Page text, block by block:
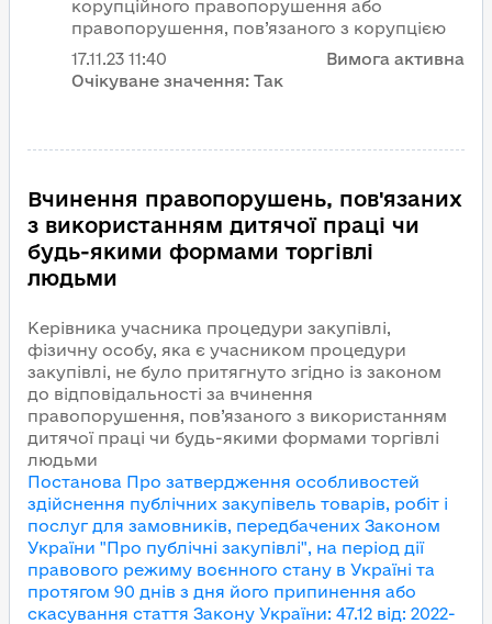
корупційного правопорушення або
правопорушення, пов’язаного з корупцією
17.11.23 11:40
Вимога активна
Очікуване значення: Так
Вчинення правопорушень, пов'язаних
з використанням дитячої праці чи
будь-якими формами торгівлі
людьми
Керівника учасника процедури закупівлі,
фізичну особу, яка є учасником процедури
закупівлі, не було притягнуто згідно із законом
до відповідальності за вчинення
правопорушення, пов’язаного з використанням
дитячої праці чи будь-якими формами торгівлі
людьми
Постанова Про затвердження особливостей
здійснення публічних закупівель товарів, робіт і
послуг для замовників, передбачених Законом
України "Про публічні закупівлі", на період дії
правового режиму воєнного стану в Україні та
протягом 90 днів з дня його припинення або
скасування стаття Закону України: 47.12 від: 2022-